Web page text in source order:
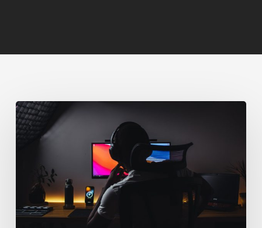
En
İyi
Geliştiricileri
Sizinle
Çalışmaya